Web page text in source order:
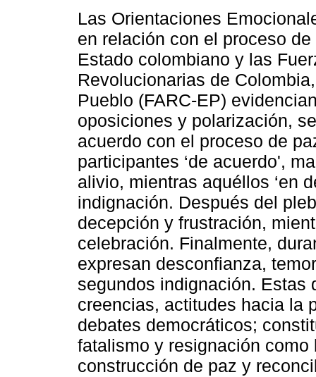
Las Orientaciones
en relación con el proceso
Estado colombiano y las
Revolucionarias de
Pueblo (FARC-EP)
oposiciones y polarización,
acuerdo con el proceso de
participantes ‘de acuerdo',
alivio, mientras aquéllos ‘en
indignación. Después del
decepción y frustración,
celebración. Finalmente,
expresan desconfianza,
segundos indignación.
creencias, actitudes hacia la
debates democráticos;
fatalismo y resignación
construcción de paz y